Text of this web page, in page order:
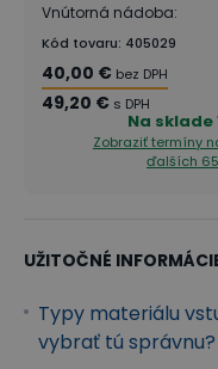
Vnútorná nádoba:
Kód tovaru: 405029
40,00 € bez DPH
49,20 € s DPH
Na sklade
Zobraziť termíny
ďalších
UŽITOČNÉ
Typy materiálu
vybrať tú správnu?